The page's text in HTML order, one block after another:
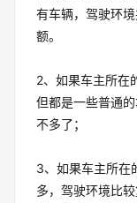
有车辆，驾驶环
额。
2、如果车主所在
但都是一些普通
不多了；
3、如果车主所在
多，驾驶环境比